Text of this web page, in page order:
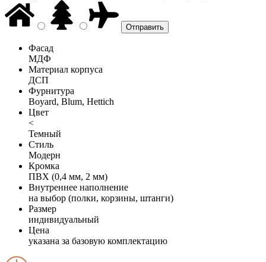
Фасад
МДФ
Материал корпуса
ДСП
Фурнитура
Boyard, Blum, Hettich
Цвет
<
Темный
Стиль
Модерн
Кромка
ПВХ (0,4 мм, 2 мм)
Внутреннее наполнение
на выбор (полки, корзины, штанги)
Размер
индивидуальный
Цена
указана за базовую комплектацию